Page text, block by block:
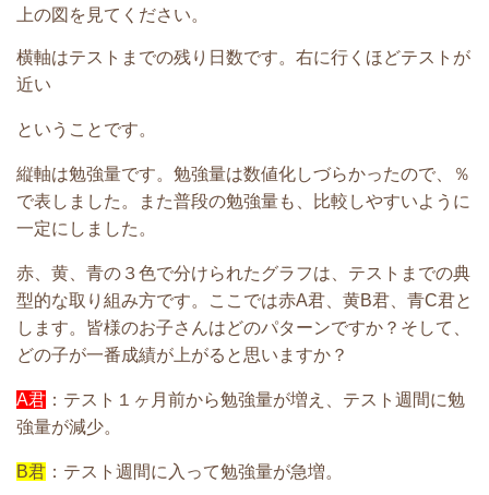
上の図を見てください。
横軸はテストまでの残り日数です。右に行くほどテストが
近い
ということです。
縦軸は勉強量です。勉強量は数値化しづらかったので、％
で表しました。また普段の勉強量も、比較しやすいように
一定にしました。
赤、黄、青の３色で分けられたグラフは、テストまでの典
型的な取り組み方です。ここでは赤A君、 黄B君 青C君と
します。 皆様のお子さんはどのパターンですか？そして、
どの子が一番成績が上がると思いますか？
A君 ： テスト１ヶ月前から勉強量が増え、テスト週間に勉
強量が減少。
B君 ： テスト週間に入って勉強量が急増。